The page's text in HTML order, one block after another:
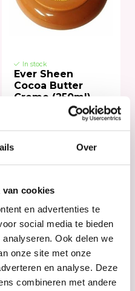
Over
van cookies
en advertenties te
social media te bieden
Ook delen we
onze site met onze
en analyse. Deze
combineren met andere
In stock
Ever Sheen
Cocoa Butter
Creme (250ml)